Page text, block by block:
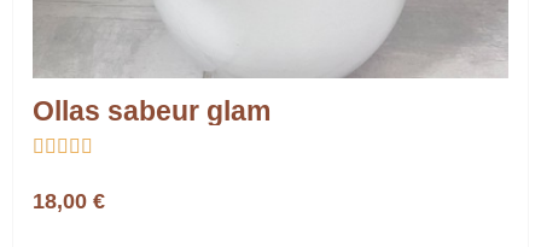
Ollas sabeur glam
    
18,00 €